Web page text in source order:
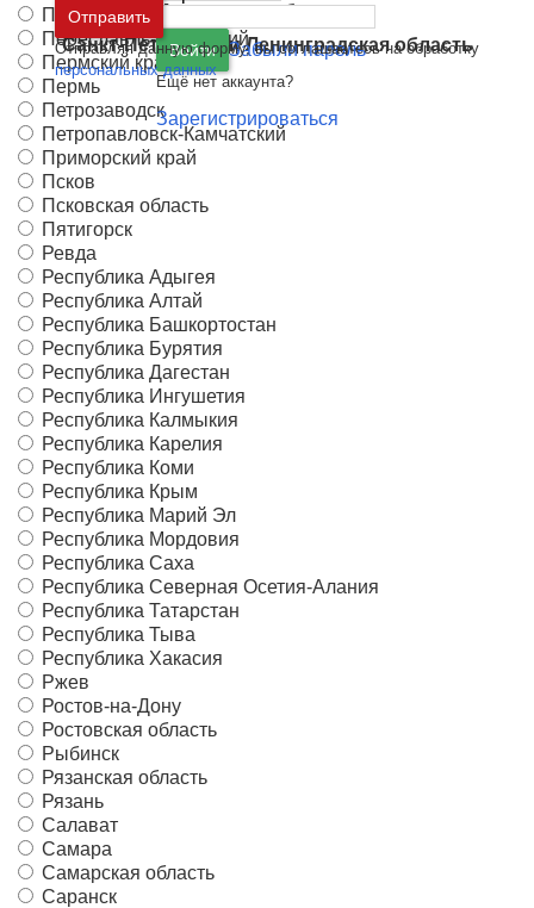
Москва и
Московская область
Санкт-Петербург иЛенинградская область
Войти Забыли пароль
Ещё нет аккаунта?
Зарегистрироваться
Первоуральск
Переславль-Залесский
Пермский край
Пермь
Петрозаводск
Петропавловск-Камчатский
Приморский край
Псков
Псковская область
Пятигорск
Ревда
Республика Адыгея
Республика Алтай
Республика Башкортостан
Республика Бурятия
Республика Дагестан
Республика Ингушетия
Республика Калмыкия
Республика Карелия
Республика Коми
Республика Крым
Республика Марий Эл
Республика Мордовия
Республика Саха
Республика Северная Осетия-Алания
Республика Татарстан
Республика Тыва
Республика Хакасия
Ржев
Ростов-на-Дону
Ростовская область
Рыбинск
Рязанская область
Рязань
Салават
Самара
Самарская область
Саранск
Отправить
Отправляя данную форму, вы соглашаетесь на обработку
персональных данных